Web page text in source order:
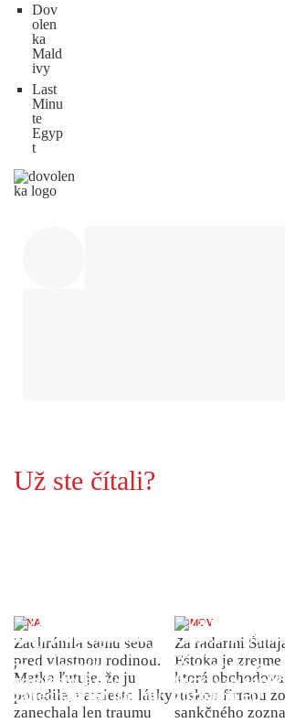
Dov
olen
ka
Mald
ivy
Last
Minu
te
Egyp
t
Už ste čítali?
ŽENA
Zachránila samu seba
pred vlastnou rodinou.
Matka ľutuje, že ju
porodila, namiesto lásky
zanechala len traumu
DOMOV
Za radarmi
Eštoka je zrejme
ktorá
ruskou firmou zo
sankčného